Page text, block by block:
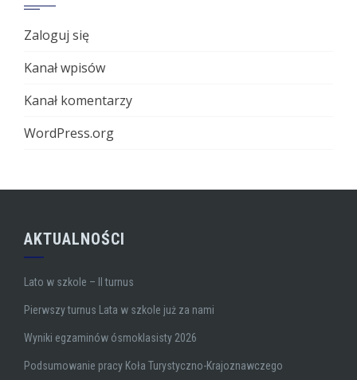
Zaloguj się
Kanał wpisów
Kanał komentarzy
WordPress.org
AKTUALNOŚCI
Lato w szkole – II turnus
Pierwszy turnus Lata w szkole już za nami
Wyniki egzaminów ósmoklasisty 2026
Podsumowanie pracy Koła Turystyczno-Krajoznawczego